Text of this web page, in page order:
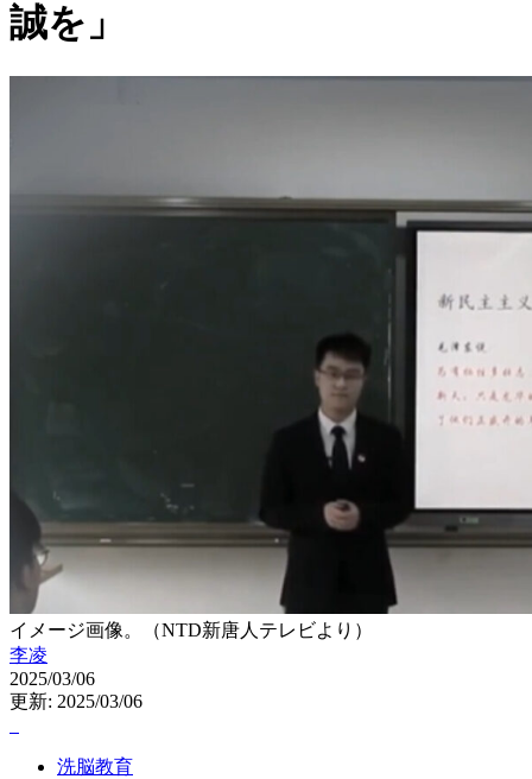
誠を」
イメージ画像。（NTD新唐人テレビより）
李凌
2025/03/06
更新: 2025/03/06
洗脳教育